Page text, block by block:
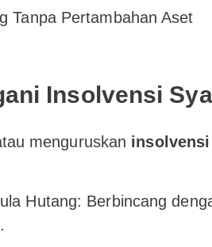
Tanpa Pertambahan Aset
Insolvensi
menguruskan
Hutang: Berbincang